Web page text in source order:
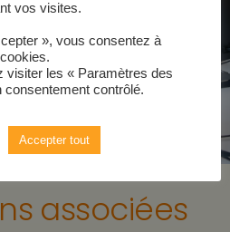
associées
vos visites.
», vous consentez à
visiter les « Paramètres des
consentement contrôlé.
Accepter tout